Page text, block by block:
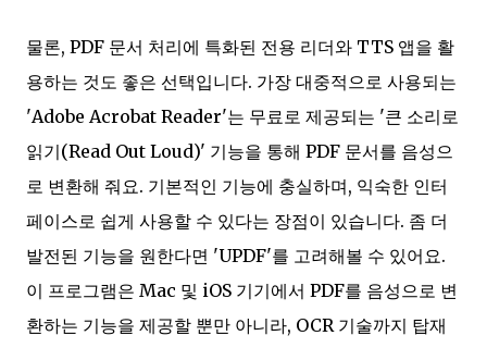
물론, PDF 문서 처리에 특화된 전용 리더와 TTS 앱을 활
용하는 것도 좋은 선택입니다. 가장 대중적으로 사용되는
'Adobe Acrobat Reader'는 무료로 제공되는 '큰 소리로
읽기(Read Out Loud)' 기능을 통해 PDF 문서를 음성으
로 변환해 줘요. 기본적인 기능에 충실하며, 익숙한 인터
페이스로 쉽게 사용할 수 있다는 장점이 있습니다. 좀 더
발전된 기능을 원한다면 'UPDF'를 고려해볼 수 있어요.
이 프로그램은 Mac 및 iOS 기기에서 PDF를 음성으로 변
환하는 기능을 제공할 뿐만 아니라, OCR 기술까지 탑재